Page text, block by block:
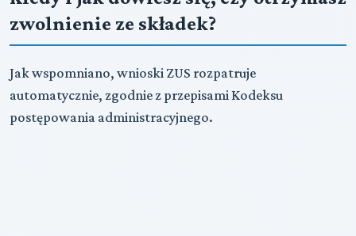
zwolnienie ze składek?
Jak wspomniano, wnioski ZUS rozpatruje
automatycznie, zgodnie z przepisami Kodeksu
postępowania administracyjnego.